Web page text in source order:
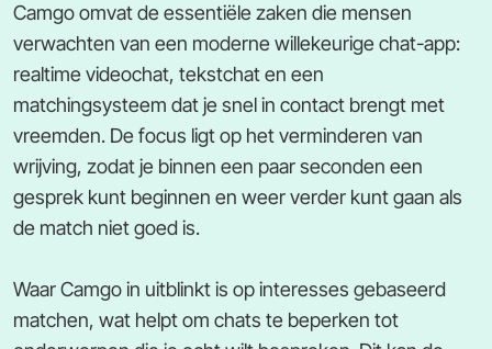
Camgo omvat de essentiële zaken die mensen
verwachten van een moderne willekeurige chat-app:
realtime videochat, tekstchat en een
matchingsysteem dat je snel in contact brengt met
vreemden. De focus ligt op het verminderen van
wrijving, zodat je binnen een paar seconden een
gesprek kunt beginnen en weer verder kunt gaan als
de match niet goed is.
Waar Camgo in uitblinkt is op interesses gebaseerd
matchen, wat helpt om chats te beperken tot